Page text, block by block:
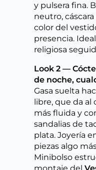
y pulsera fina.
neutro,
color del
presencia.
religiosa
Look 2 —
de noche,
Gasa suelta
libre, que da
más fluida y
sandalias de
plata. Joyería
piezas algo
Minibolso